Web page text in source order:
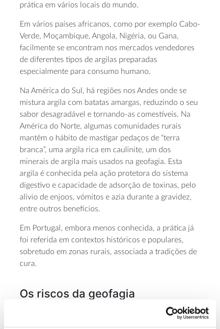
prática em vários locais do mundo.
Em vários países africanos, como por exemplo Cabo-
Verde, Moçambique, Angola, Nigéria, ou Gana,
facilmente se encontram nos mercados vendedores
de diferentes tipos de argilas preparadas
especialmente para consumo humano.
Na América do Sul, há regiões nos Andes onde se
mistura argila com batatas amargas, reduzindo o seu
sabor desagradável e tornando-as comestíveis. Na
América do Norte, algumas comunidades rurais
mantêm o hábito de mastigar pedaços de “terra
branca”, uma argila rica em caulinite, um dos
minerais de argila mais usados na geofagia. Esta
argila é conhecida pela ação protetora do sistema
digestivo e capacidade de adsorção de toxinas, pelo
alívio de enjoos, vómitos e azia durante a gravidez,
entre outros benefícios.
Em Portugal, embora menos conhecida, a prática já
foi referida em contextos históricos e populares,
sobretudo em zonas rurais, associada a tradições de
cura.
Os riscos da geofagia